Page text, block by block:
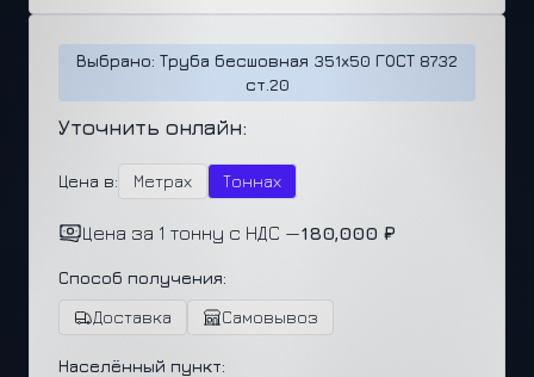
Выбрано: Труба бесшовная 351x50 ГОСТ 8732
ст.20
Уточнить онлайн:
Цена в: Метрах Тоннах
Цена за 1 тонну с НДС —180,000 ₽
Способ получения:
Доставка
Самовывоз
Населённый пункт: